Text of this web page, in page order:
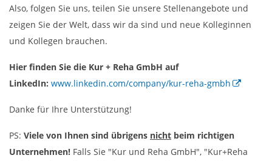
Also, folgen Sie uns, teilen Sie unsere Stellenangebote und
zeigen Sie der Welt, dass wir da sind und neue Kolleginnen
und Kollegen brauchen.
Hier finden Sie die Kur + Reha GmbH auf
LinkedIn: www.linkedin.com/company/kur-reha-gmbh
Danke für Ihre Unterstützung!
PS: Viele von Ihnen sind übrigens nicht beim richtigen
Unternehmen! Falls Sie "Kur und Reha GmbH", "Kur+Reha